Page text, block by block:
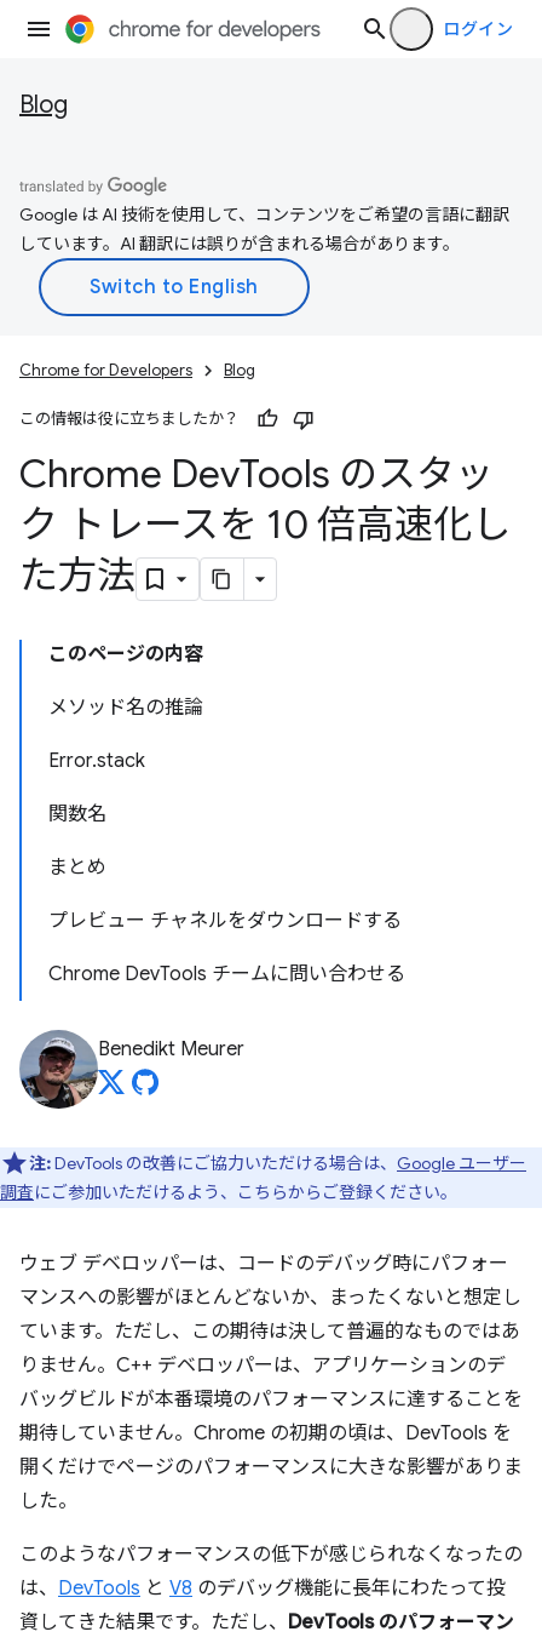
ログイン
Blog
Google は AI 技術を使用して、コンテンツをご希望の言語に翻訳
しています。AI 翻訳には誤りが含まれる場合があります。
Chrome for Developers Blog
この情報は役に立ちましたか？
Chrome DevTools のスタッ
ク トレースを 10 倍高速化し
た方法
このページの内容
メソッド名の推論
Error.stack
関数名
まとめ
プレビュー チャネルをダウンロードする
Chrome DevTools チームに問い合わせる
Benedikt Meurer
注:DevTools の改善にご協力いただける場合は、 Google ユーザー
調査にご参加いただけるよう、こちらからご登録ください。
ウェブ デベロッパーは、コードのデバッグ時にパフォー
マンスへの影響がほとんどないか、まったくないと想定し
ています。ただし、この期待は決して普遍的なものではあ
りません。C++ デベロッパーは、アプリケーションのデ
バッグビルドが本番環境のパフォーマンスに達することを
期待していません。Chrome の初期の頃は、DevTools を
開くだけでページのパフォーマンスに大きな影響がありま
した。
このようなパフォーマンスの低下が感じられなくなったの
は、 DevTools と V8 のデバッグ機能に長年にわたって投
資してきた結果です。ただし、 DevTools のパフォーマン